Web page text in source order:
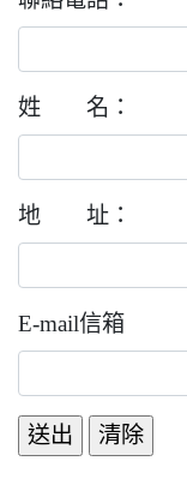
姓 名：
地 址：
E-mail信箱